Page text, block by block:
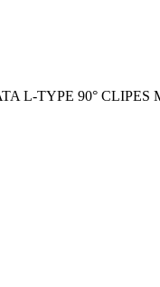
L-TYPE 90° CLIPES